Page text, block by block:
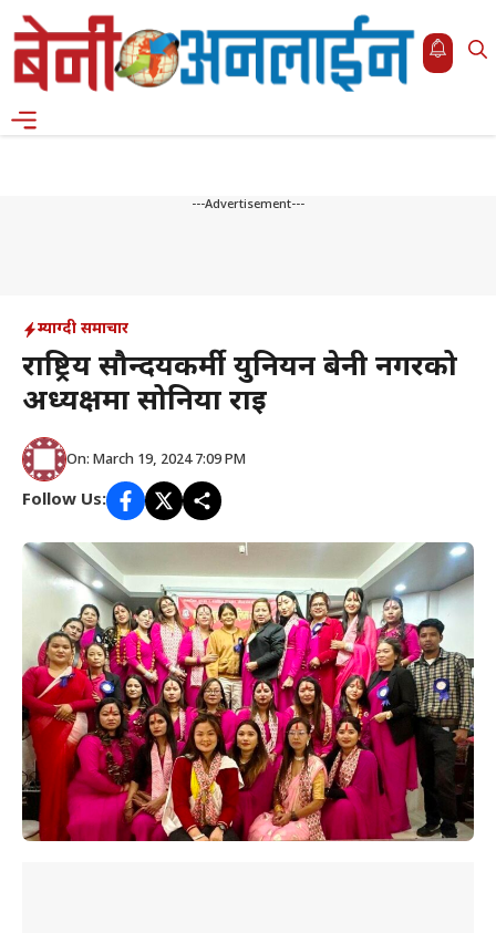
Skip
to
content
---Advertisement---
म्याग्दी समाचार
राष्ट्रिय सौन्दर्यकर्मी युनियन बेनी नगरको
अध्यक्षमा सोनिया राई
On: March 19, 2024 7:09 PM
Follow Us: